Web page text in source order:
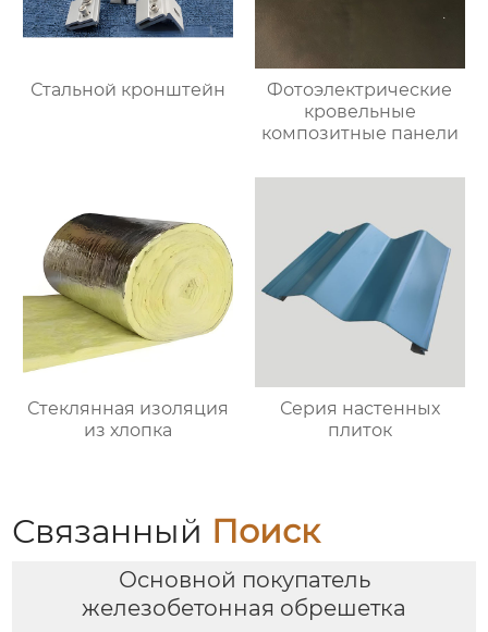
Стальной кронштейн
Фотоэлектрические
кровельные
композитные панели
Стеклянная изоляция
из хлопка
Серия настенных
плиток
Связанный Поиск
Основной покупатель
железобетонная обрешетка